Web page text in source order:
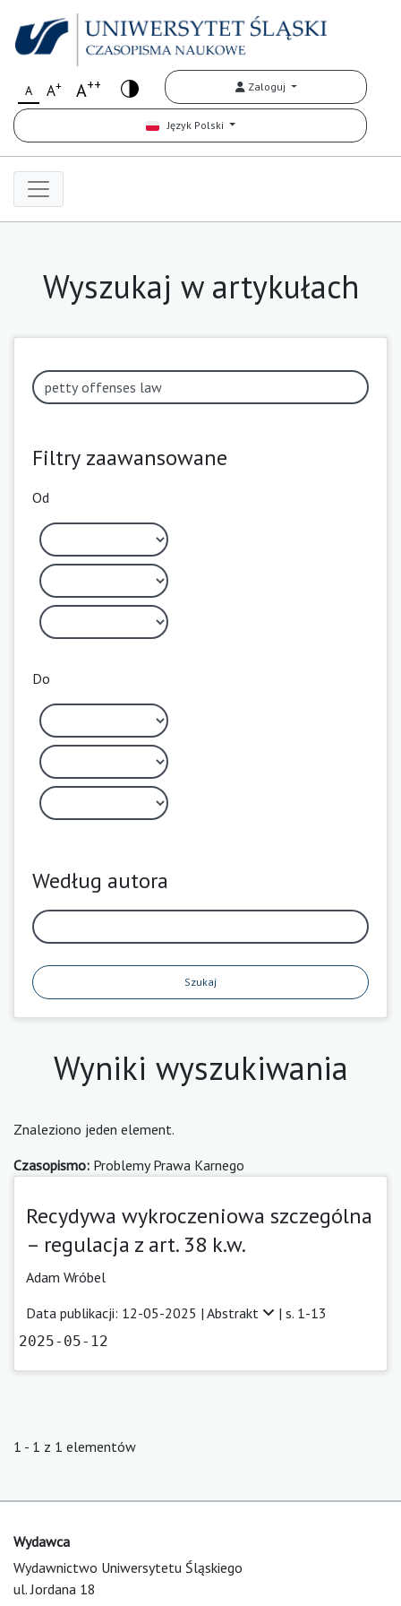
A A+ A++ Zaloguj
Język Polski
Wyszukaj w artykułach
Filtry zaawansowane
Od
Do
Według autora
Szukaj
Wyniki wyszukiwania
Znaleziono jeden element.
Czasopismo: Problemy Prawa Karnego
Recydywa wykroczeniowa szczególna
– regulacja z art. 38 k.w.
Adam Wróbel
Data publikacji: 12-05-2025 | Abstrakt | s. 1-13
2025-05-12
1 - 1 z 1 elementów
Wydawca
Wydawnictwo Uniwersytetu Śląskiego
ul. Jordana 18